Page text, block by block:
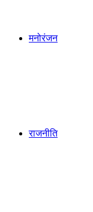
मनोरंजन
राजनीति